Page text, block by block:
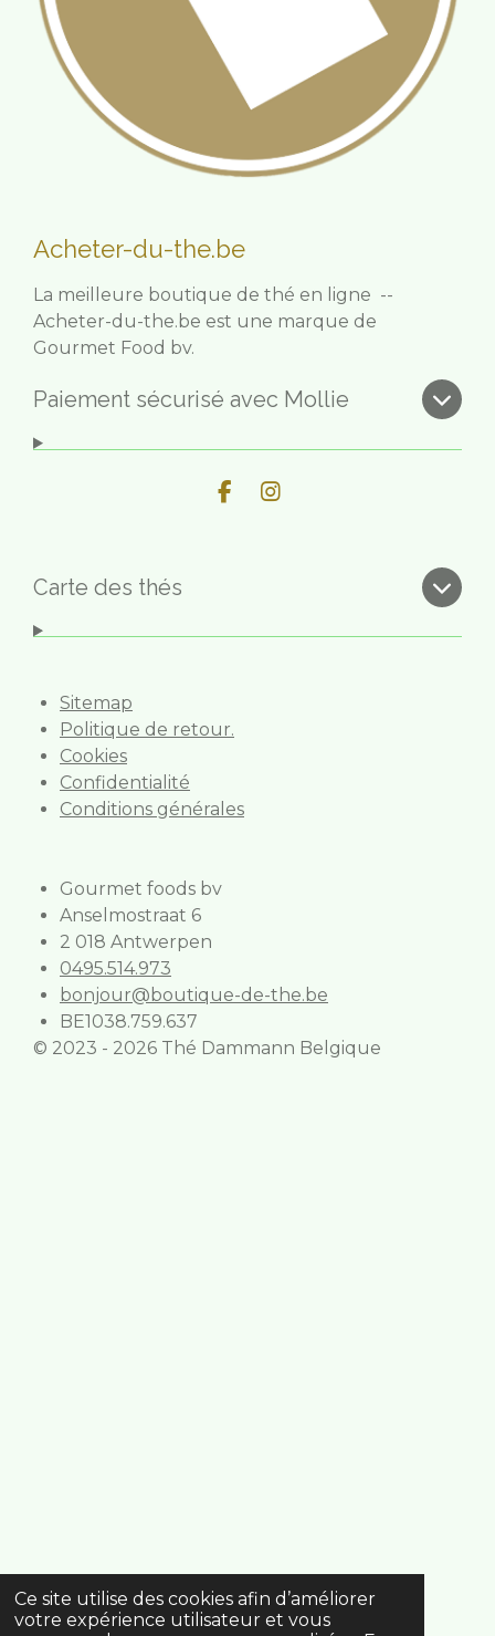
Ce site utilise des cookies afin d’améliorer
votre expérience utilisateur et vous
Acheter-du-the.be
La meilleure boutique de thé en ligne --
Acheter-du-the.be est une marque de
Gourmet Food bv.
Paiement sécurisé avec Mollie
F
I
Carte des thés
Sitemap
Politique de retour.
Cookies
Confidentialité
Conditions générales
Gourmet foods bv
Anselmostraat 6
2 018 Antwerpen
0495.514.973
bonjour@boutique-de-the.be
BE1038.759.637
© 2023 - 2026 Thé Dammann Belgique